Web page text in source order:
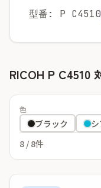
型番: P C4510
RICOH P C4510
色
ブラック シ
8 / 8件